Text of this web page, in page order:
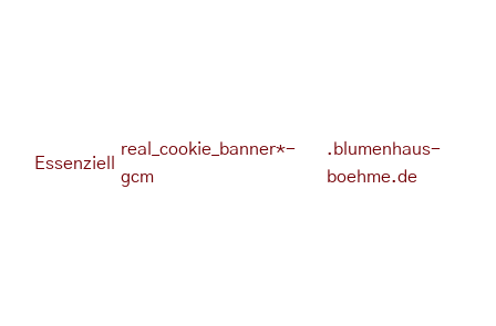
Essenziell
real_cookie_banner*-
gcm
.blumenhaus-
boehme.de